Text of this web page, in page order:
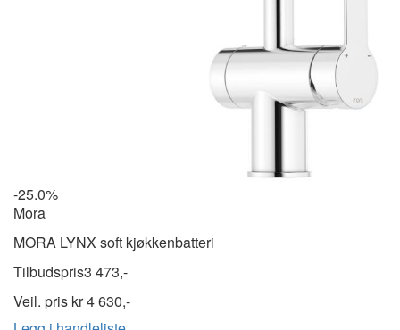
-25.0%
Mora
MORA LYNX soft kjøkkenbatteri
Tilbudspris3 473,-
Veil. pris kr4 630,-